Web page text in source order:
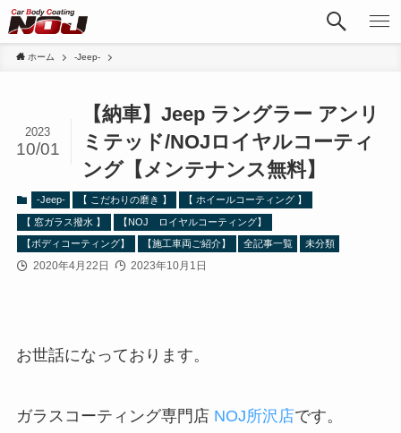
ホーム -Jeep-
【納車】Jeep ラングラー アンリ
ミテッド/NOJロイヤルコーティ
ング【メンテナンス無料】
2023
10/01
-Jeep- 【 こだわりの磨き 】 【 ホイールコーティング 】
【 窓ガラス撥水 】 【NOJ ロイヤルコーティング】
【ボディコーティング】 【施工車両ご紹介】 全記事一覧 未分類
2020年4月22日 2023年10月1日
お世話になっております。
ガラスコーティング専門店 NOJ所沢店です。